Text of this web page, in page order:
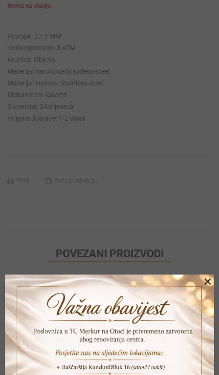
Nema na stanju
Promjer: 27.5 MM
Vodootpornost: 3 ATM
Krunica: Obicna
Materijal narukvice:Stainless-steel
Materijal kucista: Stainless-steel
Mehanizam: Quartz
Garancija: 24 mjeseca
Vrijeme dostave: 1-2 dana
POVEZANI PROIZVODI
×